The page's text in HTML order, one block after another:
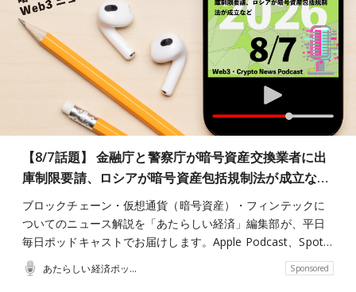
【8/7話題】 金融庁と警察庁が暗号資産交換業者に出
庫制限要請、ロシアが暗号資産包括規制法が成立な…
ブロックチェーン・仮想通貨（暗号資産）・フィンテックに
ついてのニュース解説を「あたらしい経済」編集部が、平日
毎日ポッドキャストでお届けします。Apple Podcast、Spot…
あたらしい経済ポッドキャスト Sponsored